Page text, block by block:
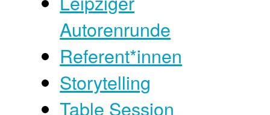
Autorenrunde
Referent*innen
Storytelling
Table Session